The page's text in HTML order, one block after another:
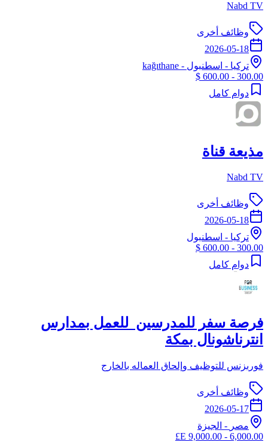
Nabd TV
وظائف أخرى
2026-05-18
تركيا - اسطنبول - kağıthane
300.00 - 600.00 $
دوام كامل
مذيعة قناة
Nabd TV
وظائف أخرى
2026-05-18
تركيا - اسطنبول
300.00 - 600.00 $
دوام كامل
فرصة سفر للمدرسين للعمل بمدارس
انترناشونال بمكة
فوربزنس للتوظيف وإلحاق العماله بالخارج
وظائف أخرى
2026-05-17
مصر - الجيزة
6,000.00 - 9,000.00 E£